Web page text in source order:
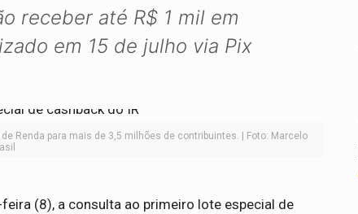
receber até R$ 1 mil em
em 15 de julho via Pix
Renda para mais de 3,5 milhões de contribuintes. | Foto: Marcelo
(8), a consulta ao primeiro lote especial de